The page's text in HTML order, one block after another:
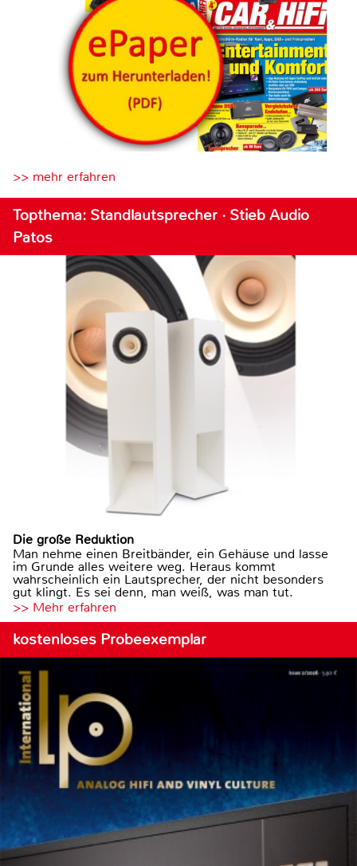
>> mehr erfahren
Topthema: Standlautsprecher · Stieb Audio
Patos
Die große Reduktion
Man nehme einen Breitbänder, ein Gehäuse und lasse
im Grunde alles weitere weg. Heraus kommt
wahrscheinlich ein Lautsprecher, der nicht besonders
gut klingt. Es sei denn, man weiß, was man tut.
>> Mehr erfahren
kostenloses Probeexemplar